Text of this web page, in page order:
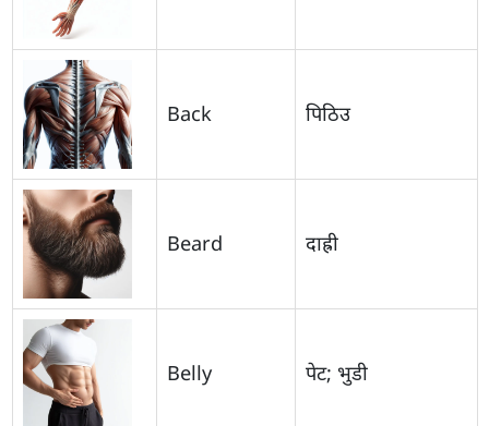
Back पिठिउ
Beard दाह्री
Belly पेट; भुडी